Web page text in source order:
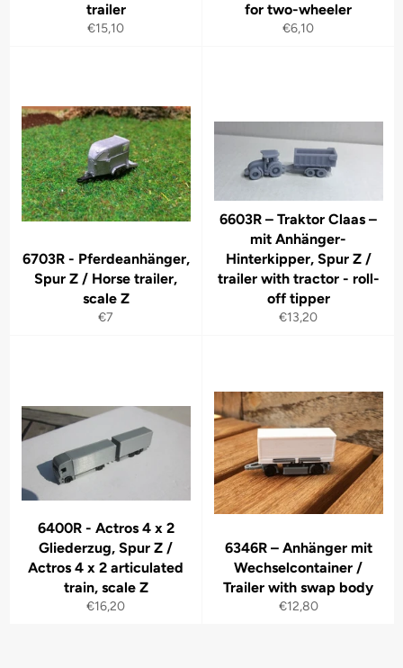
trailer
Normaler
€15,10
for two-wheeler
Normaler
€6,10
6703R - Pferdeanhänger,
Spur Z / Horse trailer,
scale Z
Normaler
€7
6603R – Traktor Claas –
mit Anhänger-
Hinterkipper, Spur Z /
trailer with tractor - roll-
off tipper
Normaler
€13,20
6400R - Actros 4 x 2
Gliederzug, Spur Z /
Actros 4 x 2 articulated
train, scale Z
Normaler
€16,20
6346R – Anhänger mit
Wechselcontainer /
Trailer with swap body
Normaler
€12,80